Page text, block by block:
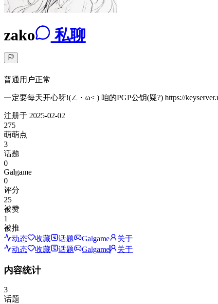
zako 私聊
普通用户正常
一定要每天开心呀!(∠・ω< ) 咱的PGP公钥(疑?) https://
注册于 2025-02-02
275
萌萌点
3
话题
0
Galgame
0
评分
25
被赞
1
被推
动态
收藏 话题 Galgame
关于
动态
收藏 话题 Galgame 关于
内容统计
3
话题